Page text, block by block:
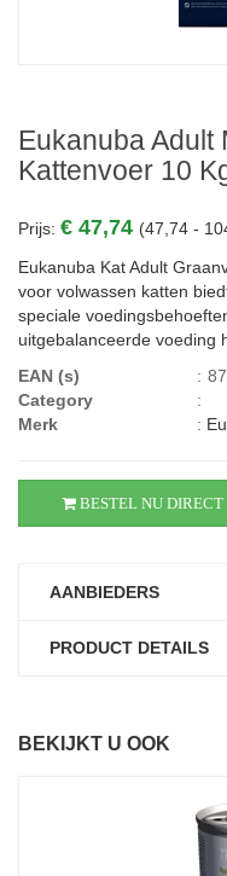
Eukanuba Adult
Kattenvoer 10
Prijs: € 47,74 (47,74 -
Eukanuba Kat Adult
voor volwassen katten
speciale
uitgebalanceerde voeding
EAN (s)
:
Category
:
Merk
:
BESTEL NU DIRECT
AANBIEDERS
PRODUCT DETAILS
BEKIJKT U OOK